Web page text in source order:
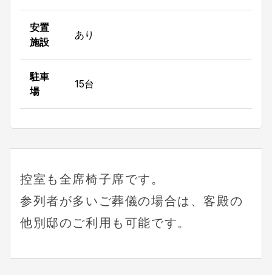
安置
施設
あり
駐車
場
15台
控室も全席椅子席です。
参列者が多いご葬儀の場合は、客殿の
他別邸のご利用も可能です。